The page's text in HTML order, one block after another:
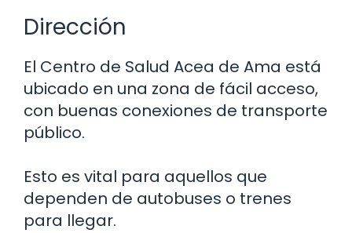
Dirección
El Centro de Salud Acea de Ama está
ubicado en una zona de fácil acceso,
con buenas conexiones de transporte
público.
Esto es vital para aquellos que
dependen de autobuses o trenes
para llegar.